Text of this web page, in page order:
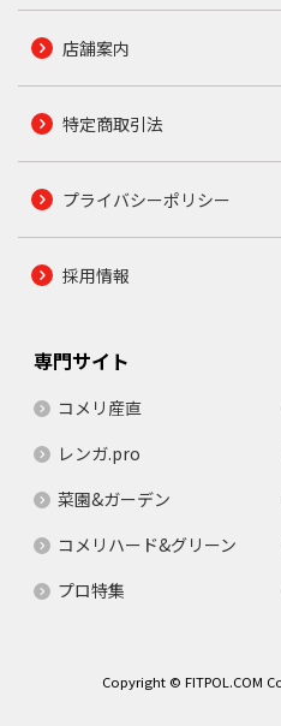
店舗案内
特定商取引法
プライバシーポリシー
採用情報
専門サイト
コメリ産直
レンガ.pro
菜園&ガーデン
コメリハード&グリーン
プロ特集
Copyright © FITPOL.COM